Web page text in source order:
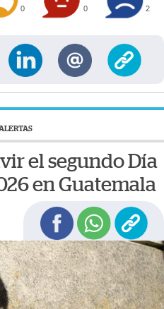
0 0 2
el segundo Día
en Guatemala